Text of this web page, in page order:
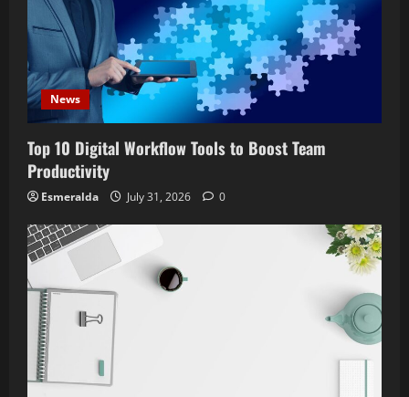
News
Top 10 Digital Workflow Tools to Boost Team
Productivity
Esmeralda July 31, 2026 0